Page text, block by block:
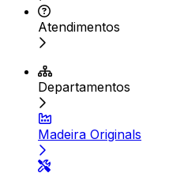
Atendimentos
Departamentos
Madeira Originals